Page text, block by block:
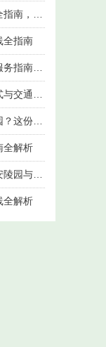
全指南
全解析
全解析